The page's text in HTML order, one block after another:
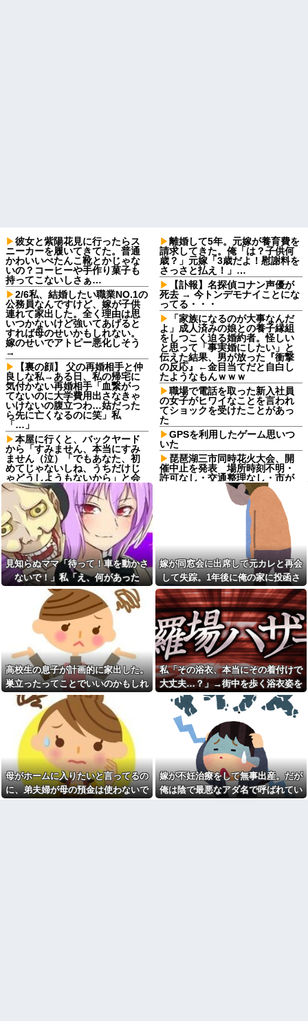
彼女と紫陽花見に行ったらス
ニーカーを履いてきてた。普通
かわいいぺたんこ靴とかじゃな
いの？コーヒーや手作り菓子も
持ってこないしさぁ…
2/6私、結婚したい職業NO.1の
公務員なんですけど、嫁が子供
連れて家出した。全く理由は思
いつかないけど強いてあげると
すれば母のせいかもしれない。
嫁のせいでアトピー悪化しそう
→
【裏の顔】 父の再婚相手と仲
良しな私→ある日、私の帰宅に
気付かない再婚相手「血繋がっ
てないのに大学費用出さなきゃ
いけないの腹立つわ…姑だった
ら先に亡くなるのに笑」私
「…」
本屋に行くと、バックヤード
から「すみません、本当にすみ
ません（泣）「でもあなた、初
めてじゃないしね、うちだけじ
ゃどうしようもないから」と会
話が聞こえてきた→する
と・・・
生活保護の相談に行ったら、
愛猫を手放さないと無理と言わ
れた。子どものような存在だか
ら手放すのは絶対に考えられな
い・・・
妹と差をつけて育てられた。
妹「家も土地も、財産はすべて
私が継ぐ。相続は放棄して」母
「うんうん」私「わかった」 →
数年後、復讐のチャンスがや...
彼女と結婚の話をしていた時
に言われたことが衝撃だった
祖父が亡くなって遺品整理し
てたら大量の手紙が出てきた。
全部同じ女性で祖父と恋愛関係
だったっぽい
見知らぬママ「待って！車を
動かさないで！」私「え、何が
あったの！？」→慌てて降りる
と園長先生が激怒していて…
私「この絵馬、切ないお願い
が書いてある…」友人「読んで
みて」→有名神社で見つけた願
い事の内容に、思わず神様も困
るだろうと思ってしまい…
義妹夫のお兄さんが草加の集
まりにいてビックリ。義両親は
新興宗教大嫌いな人たちなのに...
離婚して5年。元嫁が養育費を
請求してきた。俺「は？子供何
歳？」元嫁「3歳だよ！慰謝料を
さっさと払え！」…
【訃報】名探偵コナン声優が
死去 → 今トンデモナイことにな
ってる・・・
「家族になるのが大事なんだ
よ」成人済みの娘との養子縁組
をしつこく迫る婚約者。怪しい
と思って「事実婚にしたい」と
伝えた結果、男が放った『衝撃
の反応』←金目当てだと自白し
たようなもんｗｗｗ
職場で電話を取った新入社員
の女子がヒワイなことを言われ
てショックを受けたことがあっ
た
GPSを利用したゲーム思いつ
いた
琵琶湖三市同時花火大会、開
催中止を発表 場所時刻不明・
許可なし・交通整理なし・市が
20年くらい前だけど当時お付
き合いがあった仲間が神社に赤
いものを身につけちゃいけない
【画像】TWICE・モモ(30)、
またしてもセクシーボデーを披
露ｗｗｗｗｗｗｗｗ
ワイ「さぁてTwitterみるか
ぁ」沢山の幸せ、沢山の人々の
努力「うおおおお」ｽﾞﾄﾞﾄﾞﾄﾞﾄﾞ
父の再婚相手が職権乱用して
私達の個人情報を調べ、訪問や
電話をしてくる
母「お姉ちゃんは偉いのに、
あんたはねぇ…」私「また比べ
るの？」→積もり積もった不満
がついに爆発して…
日本韓国台湾「少子化です」
←わかる 中国北朝鮮「少子化
です」←強権国家でも止められ
ないのかよ
ラーメンハゲ「最近のインス
タントは店に出せるレベル」ラ
ーメン大好きJK「店とインスタ
ントの良さは別のベクトル」他
担当美容師と近所の道端でば
ったり。美容師「早く前みたい
に美容室に来てくださいよ～」
見知らぬママ「待って！車を動かさ
ないで！」私「え、何があった
の！？」→慌てて降りると園長先生
が激怒していて…
嫁が同窓会に出席して元カレと再会
して失踪。1年後に俺の家に投函さ
れたものがこれ...
高校生の息子が計画的に家出した。
巣立ったってことでいいのかもしれ
ないけど、なんか割り切れず...
私「その浴衣、本当にその着付けで
大丈夫…？」→街中を歩く浴衣姿を
見て、違和感ばかりが気になってし
まい…
母がホームに入りたいと言ってるの
に、弟夫婦が母の預金は使わないで
嫁が不妊治療をして無事出産。だが
俺は陰で最悪なアダ名で呼ばれてい